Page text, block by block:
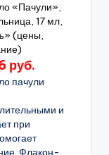
«Пачули»,
17 мл,
(цены,
руб.
пачули
и
при